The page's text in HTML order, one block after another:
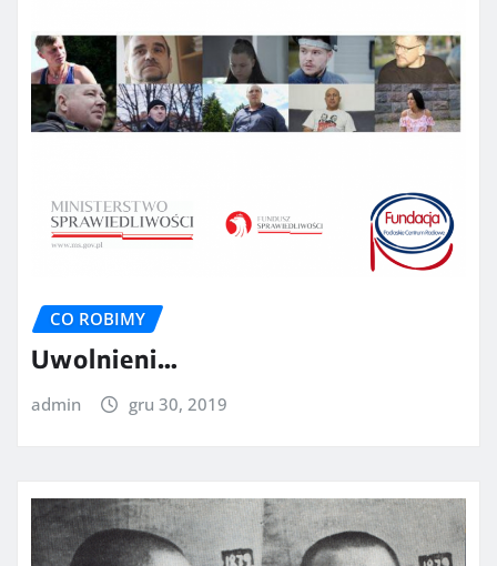
CO ROBIMY
Uwolnieni…
admin gru 30, 2019